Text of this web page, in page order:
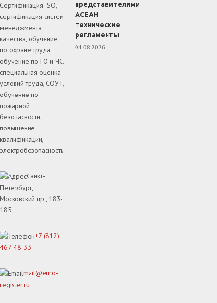
Сертификация ISO,
сертификация систем
менеджмента
качества, обучение
по охране труда,
обучение по ГО и ЧС,
специальная оценка
условий труда, СОУТ,
обучение по
пожарной
безопасности,
повышение
квалификации,
электробезопасность.
Санкт-
Петербург,
Московский пр., 183-
185
+7 (812)
467-48-33
mail@euro-
register.ru
представителями
АСЕАН
технические
регламенты
04.08.2026